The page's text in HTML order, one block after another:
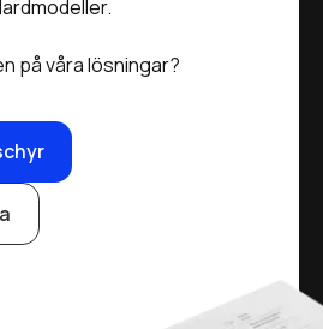
på våra lösningar?